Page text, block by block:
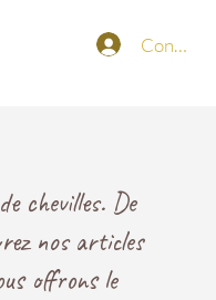
Connexion
chevilles. De
nos articles
offrons le